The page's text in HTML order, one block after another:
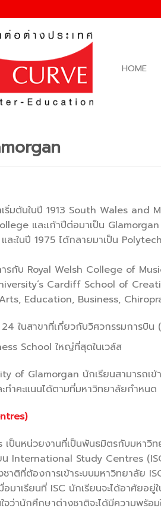
HOME
เริ่มต้นในปี 1913 South Wales
และเก้าปีต่อมาเป็น
ะในปี 1975 ได้กลายมาเป็น
กับ Royal Welsh College of
Cardiff School of
Education, Business,
ในสาขาที่เกี่ยวกับวิศวกรรมการบิ
School ใหญ่ที่สุดในเวล์ส
of Glamorgan นักเรียนสามารถ
ำคะแนนได้ตามที่มหาวิทยาลัยกำหน
นหน่วยงานที่เป็นพันธมิตรกับมหาวิท
International Study Centres
าติที่ต้องการเข้าระบบมหาวิทยาลัย
มาเรียนที่ ISC นักเรียนจะได้อาศัย
จว่านักศึกษาต่างชาติจะได้มีความพร้